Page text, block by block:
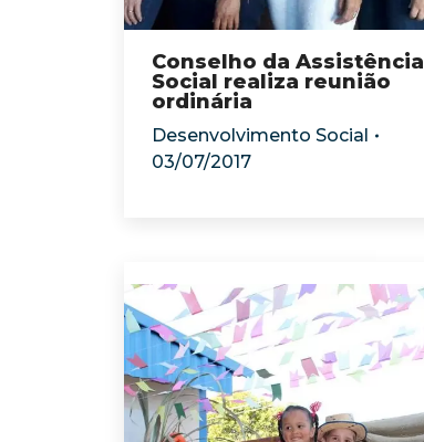
Conselho da Assistência
Social realiza reunião
ordinária
Desenvolvimento Social
03/07/2017